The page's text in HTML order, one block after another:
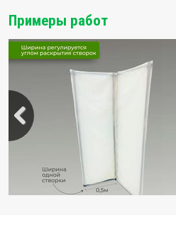
Примеры работ